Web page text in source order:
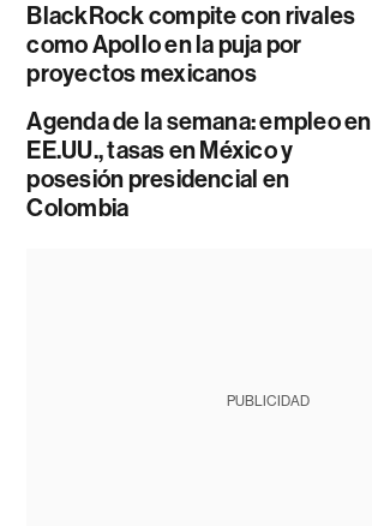
BlackRock compite con rivales
como Apollo en la puja por
proyectos mexicanos
Agenda de la semana: empleo en
EE.UU., tasas en México y
posesión presidencial en
Colombia
PUBLICIDAD